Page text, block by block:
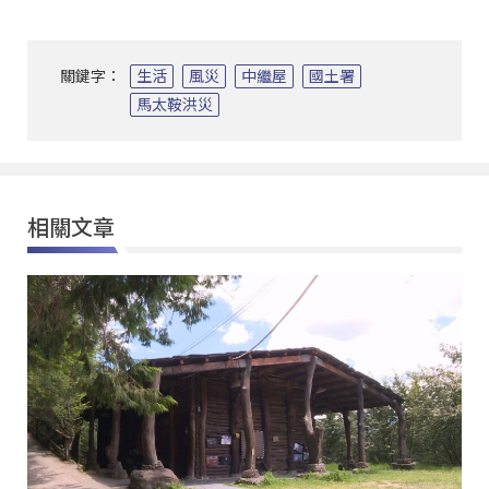
關鍵字： 生活 風災 中繼屋
國土署
馬太鞍洪災
相關文章